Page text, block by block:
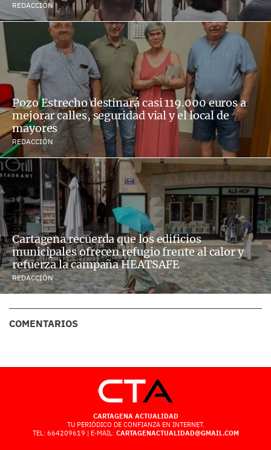
REDACCIÓN
Pozo Estrecho destinará casi 119.000 euros a
mejorar calles, seguridad vial y el local de
mayores
REDACCIÓN
Cartagena recuerda que los edificios
municipales ofrecen refugio frente al calor y
refuerza la campaña HEATSAFE
REDACCIÓN
COMENTARIOS
CARTAGENA ACTUALIDAD
TU PERIÓDICO DE CONFIANZA EN INTERNET.
TEL: 664209619 | E-MAIL: CARTAGENACTUALIDAD@GMAIL.COM